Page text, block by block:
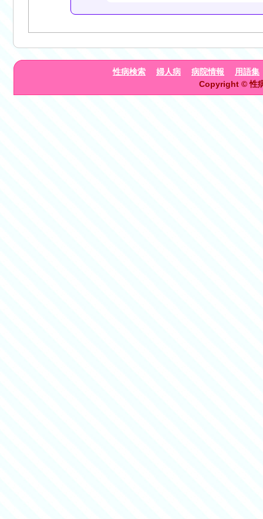
性病検索 婦人病 病院情報
用語集
Copyright © 性